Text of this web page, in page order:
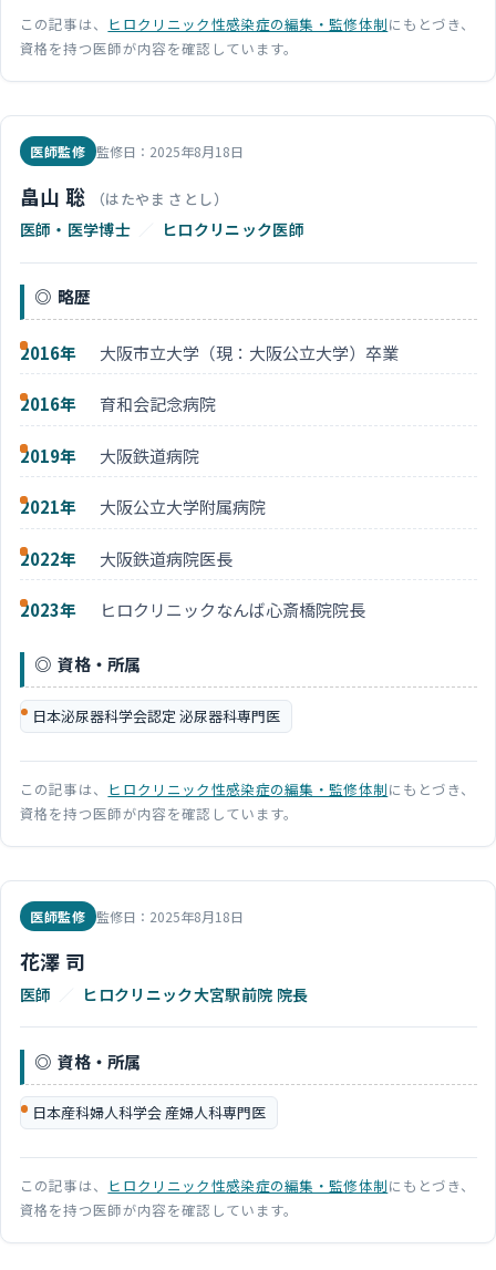
この記事は、 ヒロクリニック性感染症の編集・監修体制にもとづき、
資格を持つ医師が内容を確認しています。
医師監修 監修日：2025年8月18日
畠山 聡 （はたやま さとし）
医師・医学博士 ヒロクリニック医師
略歴
2016年 大阪市立大学（現：大阪公立大学）卒業
2016年 育和会記念病院
2019年 大阪鉄道病院
2021年 大阪公立大学附属病院
2022年 大阪鉄道病院医長
2023年 ヒロクリニックなんば心斎橋院院長
資格・所属
日本泌尿器科学会認定 泌尿器科専門医
この記事は、 ヒロクリニック性感染症の編集・監修体制にもとづき、
資格を持つ医師が内容を確認しています。
医師監修 監修日：2025年8月18日
花澤 司
医師 ヒロクリニック大宮駅前院 院長
資格・所属
日本産科婦人科学会 産婦人科専門医
この記事は、 ヒロクリニック性感染症の編集・監修体制にもとづき、
資格を持つ医師が内容を確認しています。